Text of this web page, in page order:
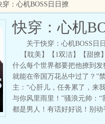
穿：心机BOSS日日撩
快穿：心机
关于快穿：心机BOSS日
【耽美】【1双洁】【甜撩
什么每个世界都要把他撩到发
就能在帝国万花丛中过了？”
主：“心肝儿，任务累了，来
与你风里雨里！”骚浪元帅
都是男人！有话好好说！别